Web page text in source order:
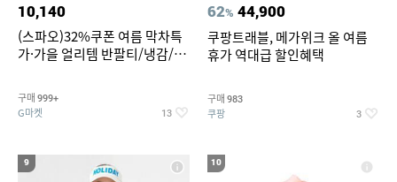
10,140
(스파오)32%쿠폰 여름 막차특
가·가을 얼리템 반팔티/냉감/반
건 외 ~74%OFF
구매 999+
G마켓 13
62% 44,900
쿠팡트래블, 메가위크 올 여름
휴가 역대급 할인혜택
구매 983
쿠팡 3
9 10